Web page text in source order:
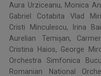
Aura Urziceanu, Monica
Gabriel Cotabita Vlad
Cristi Minculescu, Irina
Aurelian Temișan,
Cristina Haios, George
Orchestra Simfonica
Romanian National